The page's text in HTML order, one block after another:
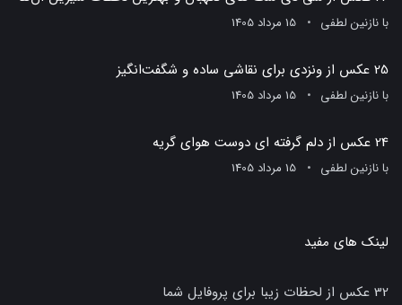
بانازنین لطفی 15 مرداد 1405
25 عکس از ونزدی برای نقاشی ساده و شگفت‌انگیز
بانازنین لطفی 15 مرداد 1405
24 عکس از دلم گرفته ای دوست هوای گریه
بانازنین لطفی 15 مرداد 1405
لینک های مفید
32 عکس از لحظات زیبا برای پروفایل شما